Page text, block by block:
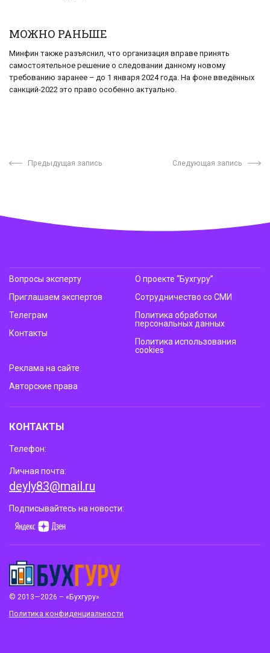
МОЖНО РАНЬШЕ
Минфин также разъяснил, что организация вправе принять
самостоятельное решение о следовании данному новому
требованию заранее – до 1 января 2024 года. На фоне введённых
санкций-2022 это право особенно актуально.
Предыдущая запись Следующая запись
© 2013—2026 – «Бухгуру»
Политика конфиденциальности
Вопросы эксперту
Приглашаем экспертов
Телеграм
Контакты
О проекте “Бухгуру”
Сотрудничество со СМИ
Политика обработки
персональных данных
Политика использования
cookies
Реклама на сайте
Авторские права
КОНТАКТЫ
Телефон:
Личная почта:
deyly83@mail.ru
Подписывайтесь на новости: